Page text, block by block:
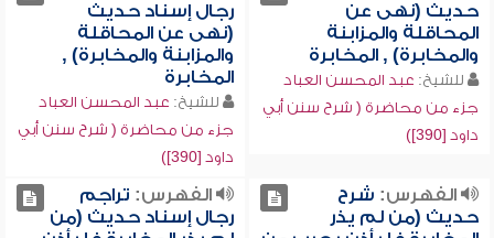
حديث (نهى عن
المحاقلة والمزابنة
والمخابرة) , المخابرة
للشيخ: عبد المحسن العباد
جزء من محاضرة ( شرح سنن أبي
داود [390])
رجال إسناد حديث
(نهى عن المحاقلة
والمزابنة والمخابرة) ,
المخابرة
للشيخ: عبد المحسن العباد
جزء من محاضرة ( شرح سنن أبي
داود [390])
الفهرس: شرح
حديث (من لم يذر
الفهرس: تراجم
رجال إسناد حديث (من